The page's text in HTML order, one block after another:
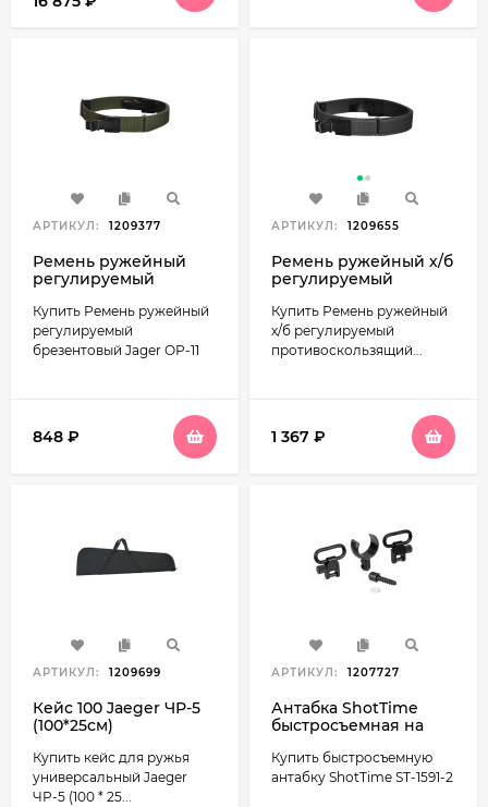
АРТИКУЛ: 1209377
Ремень ружейный
регулируемый
ОР-11
Купить Ремень ружейный
регулируемый
брезентовый Jager ОР-11
848 ₽
АРТИКУЛ: 1209655
Ремень ружейный х/б
регулируемый
45мм ОР-3Н
Купить Ремень ружейный
х/б регулируемый
противоскользящий...
1 367 ₽
АРТИКУЛ: 1209699
Кейс 100 Jaeger ЧР-5
(100*25см)
Купить кейс для ружья
универсальный Jaeger
ЧР-5 (100 * 25...
АРТИКУЛ: 1207727
Антабка ShotTime
быстросъемная на
ремень 2,5 см. (ST-1591-
2)
Купить быстросъемную
антабку ShotTime ST-1591-2